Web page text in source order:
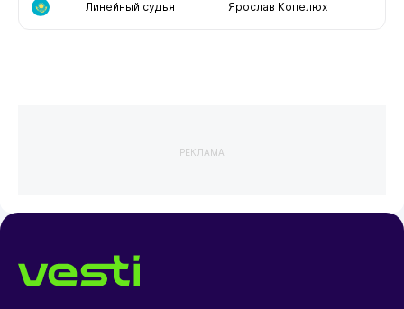
Линейный судья Ярослав Копелюх
РЕКЛАМА